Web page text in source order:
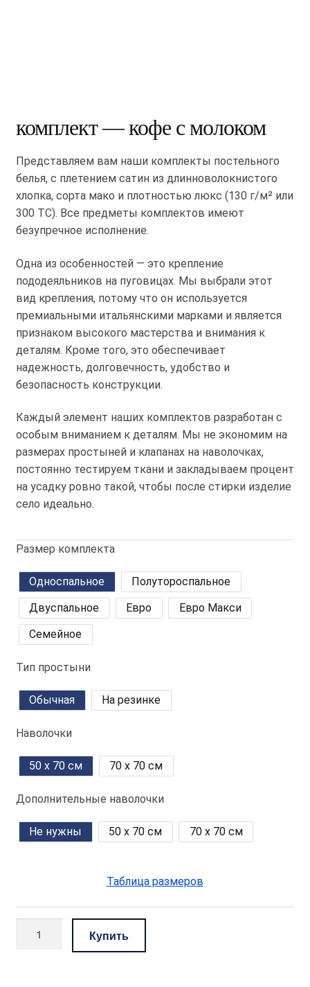
комплект — кофе с молоком
Представляем вам наши комплекты постельного
белья, с плетением сатин из длинноволокнистого
хлопка, сорта мако и плотностью люкс (130 г/м² или
300 ТС). Все предметы комплектов имеют
безупречное исполнение.
Одна из особенностей — это крепление
пододеяльников на пуговицах. Мы выбрали этот
вид крепления, потому что он используется
премиальными итальянскими марками и является
признаком высокого мастерства и внимания к
деталям. Кроме того, это обеспечивает
надежность, долговечность, удобство и
безопасность конструкции.
Каждый элемент наших комплектов разработан с
особым вниманием к деталям. Мы не экономим на
размерах простыней и клапанах на наволочках,
постоянно тестируем ткани и закладываем процент
на усадку ровно такой, чтобы после стирки изделие
село идеально.
Размер комплекта
Односпальное
Полутороспальное
Двуспальное
Евро
Евро Макси
Семейное
Тип простыни
Обычная На резинке
Наволочки
50 x 70 см 70 x 70 см
Дополнительные наволочки
Не нужны 50 x 70 см 70 x 70 см
Таблица размеров
Купить